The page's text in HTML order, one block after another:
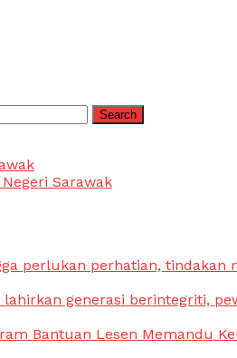
Sarawak
perlukan perhatian, tindakan
lahirkan generasi berintegriti,
Bantuan Lesen Memandu